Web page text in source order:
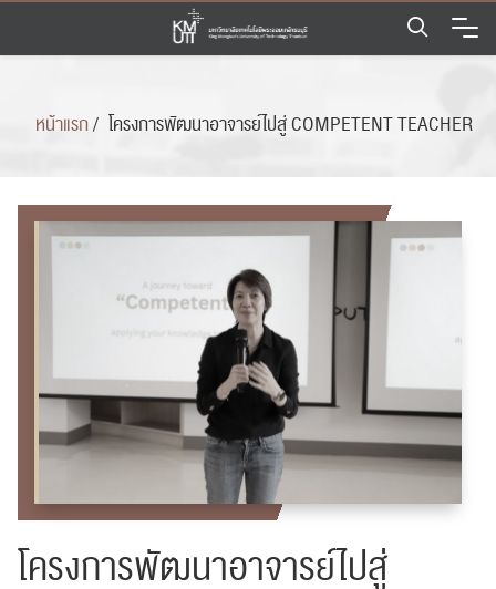
Skip
content
หน้าแรก/ โครงการพัฒนาอาจารย์ไปสู่ COMPETENT TEACHER
โครงการพัฒนาอาจารย์ไปสู่